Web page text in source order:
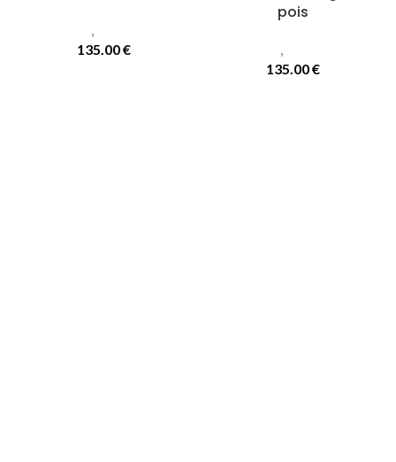
,
135.00€
pois
,
135.00€